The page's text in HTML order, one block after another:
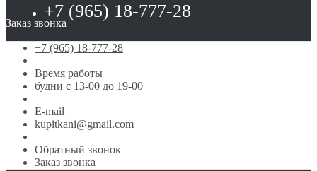
+7 (965) 18-777-28
Заказ звонка
+7 (965) 18-777-28
Время работы
будни с 13-00 до 19-00
E-mail
kupitkani@gmail.com
Обратный звонок
Заказ звонка